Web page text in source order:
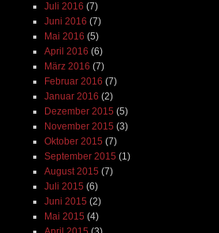
Juli 2016 (7)
Juni 2016 (7)
Mai 2016 (5)
April 2016 (6)
März 2016 (7)
Februar 2016 (7)
Januar 2016 (2)
Dezember 2015 (5)
November 2015 (3)
Oktober 2015 (7)
September 2015 (1)
August 2015 (7)
Juli 2015 (6)
Juni 2015 (2)
Mai 2015 (4)